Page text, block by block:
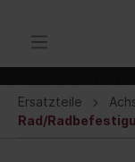
Ersatzteile
Rad/